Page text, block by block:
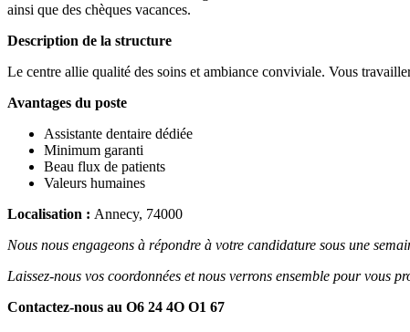
ainsi que des chèques vacances.
Description de la structure
Le centre allie qualité des soins et ambiance conviviale. Vous
Avantages du poste
Assistante dentaire dédiée
Minimum garanti
Beau flux de patients
Valeurs humaines
Localisation : Annecy, 74000
Nous nous engageons à répondre à votre candidature sous une
Laissez-nous vos coordonnées et nous verrons ensemble pour vous
Contactez-nous au O6 24 4O O1 67